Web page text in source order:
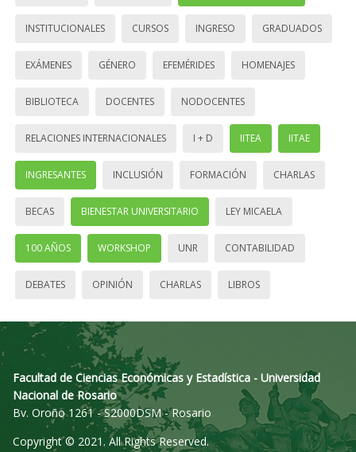
INSTITUCIONALES CURSOS INGRESO GRADUADOS
EXÁMENES GÉNERO EFEMÉRIDES HOMENAJES
BIBLIOTECA DOCENTES NODOCENTES
RELACIONES INTERNACIONALES I + D IITEA IITAE
INGRESANTES INCLUSIÓN FORMACIÓN CHARLAS
BECAS BIENESTAR UNIVERSITARIO LEY MICAELA
100 AÑOS WORKSHOP UNR CONTABILIDAD
DEBATES OPINIÓN CHARLAS LIBROS
Facultad de Ciencias Económicas y Estadística - Universidad
Nacional de Rosario
Bv. Oroño 1261 - S2000DSM - Rosario
Copyright © 2021. All Rights Reserved.